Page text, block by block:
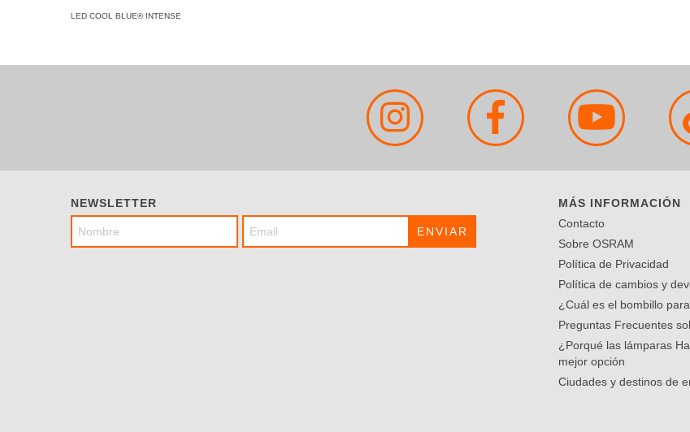
LED COOL BLUE® INTENSE
NEWSLETTER
MÁS INFORMACIÓN
Contacto
Sobre OSRAM
Política de Privacidad
Política de cambios y
¿Cuál es el bombillo
Preguntas Frecuentes
¿Porqué las lámparas
mejor opción
Ciudades y destinos de